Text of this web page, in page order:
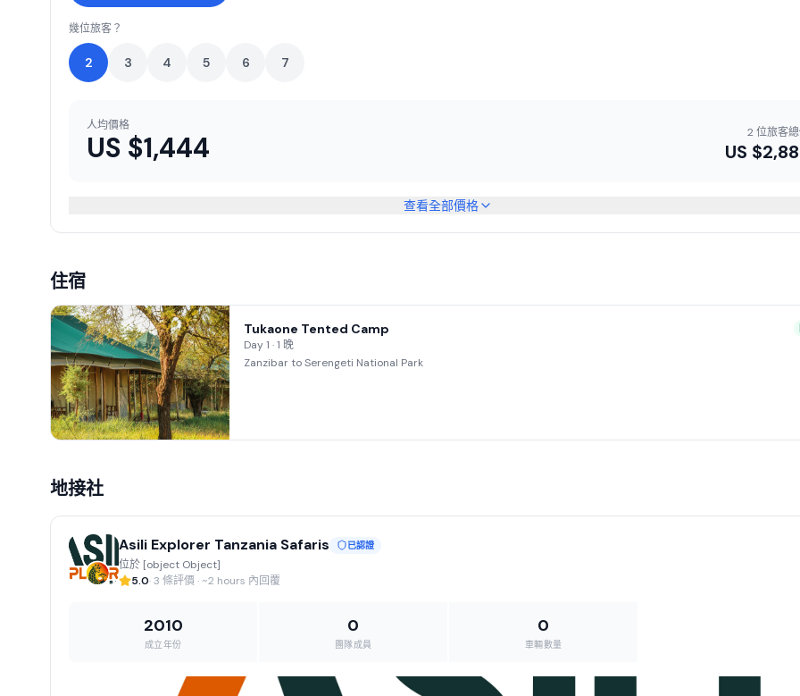
幾位旅客？
2 3 4 5 6 7
人均價格
US $1,444 2 位旅客
US $
查看全部價格
住宿
Tukaone Tented Camp
Day 1 · 1 晚
Zanzibar to Serengeti National Park
地接社
Asili Explorer Tanzania Safaris 已認證
位於 [object Object]
5.0· 3 條評價 · ~2 hours 內回覆
2010
成立年份
0
團隊成員
0
車輛數量